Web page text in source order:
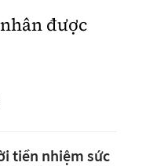
được
tiền nhiệm sức